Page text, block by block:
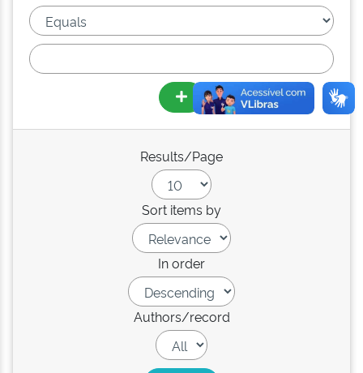
Results/Page
Sort items by
In order
Authors/record